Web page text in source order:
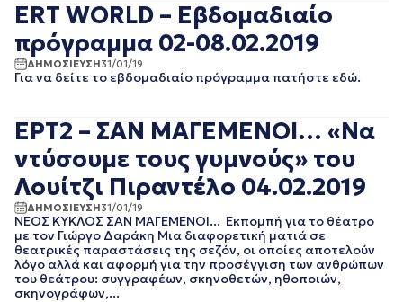
ΜΑΙΟΣ 2021
ΑΠΡΙΛΙΟΣ 2021
ΜΑΡΤΙΟΣ 2021
ΙΑΝΟΥΑΡΙΟΣ 2021
ΝΟΕΜΒΡΙΟΣ 2020
ΟΚΤΩΒΡΙΟΣ 2020
ΣΕΠΤΕΜΒΡΙΟΣ 2020
ΑΥΓΟΥΣΤΟΣ 2020
ΙΟΥΛΙΟΣ 2020
ΙΟΥΝΙΟΣ 2020
ΜΑΙΟΣ 2020
ΑΠΡΙΛΙΟΣ 2020
ΜΑΡΤΙΟΣ 2020
ERT WORLD – Εβδομαδιαίο
πρόγραμμα 02-08.02.2019
ΔΗΜΟΣΙΕΥΣΗ31/01/19
Για να δείτε το εβδομαδιαίο πρόγραμμα πατήστε εδώ.
ΕΡΤ2 – ΣΑΝ ΜΑΓΕΜΕΝΟΙ… «Να
ντύσουμε τους γυμνούς» του
Λουίτζι Πιραντέλο 04.02.2019
ΔΗΜΟΣΙΕΥΣΗ31/01/19
ΝΕΟΣ ΚΥΚΛΟΣ ΣΑΝ ΜΑΓΕΜΕΝΟΙ... Εκπομπή για το θέατρο
με τον Γιώργο Δαράκη Μια διαφορετική ματιά σε
θεατρικές παραστάσεις της σεζόν, οι οποίες αποτελούν
λόγο αλλά και αφορμή για την προσέγγιση των ανθρώπων
του θεάτρου: συγγραφέων, σκηνοθετών, ηθοποιών,
σκηνογράφων,...